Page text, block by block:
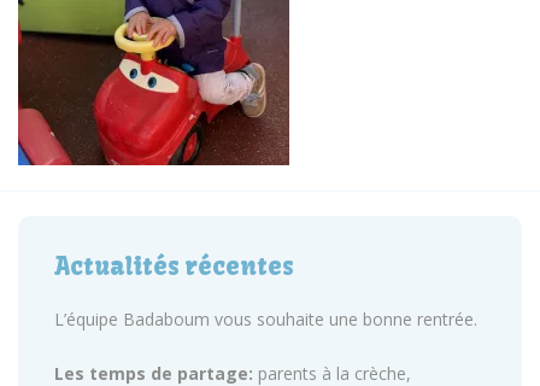
Actualités récentes
L’équipe Badaboum vous souhaite une bonne rentrée.
Les temps de partage: parents à la crèche,